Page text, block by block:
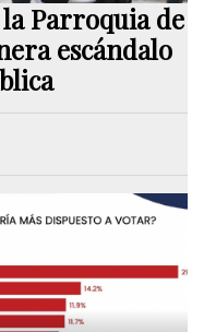
Parroquia de
escándalo